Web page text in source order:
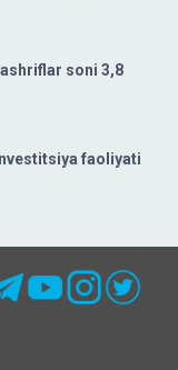
soni 3,8
faoliyati